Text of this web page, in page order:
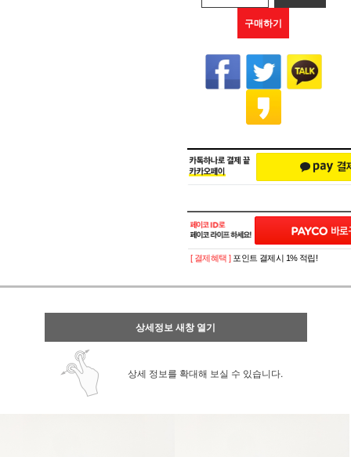
구매하기
[ 결제혜택 ] 포인트 결제시 1% 적립!
상세정보 새창 열기
상세 정보를 확대해 보실 수 있습니다.